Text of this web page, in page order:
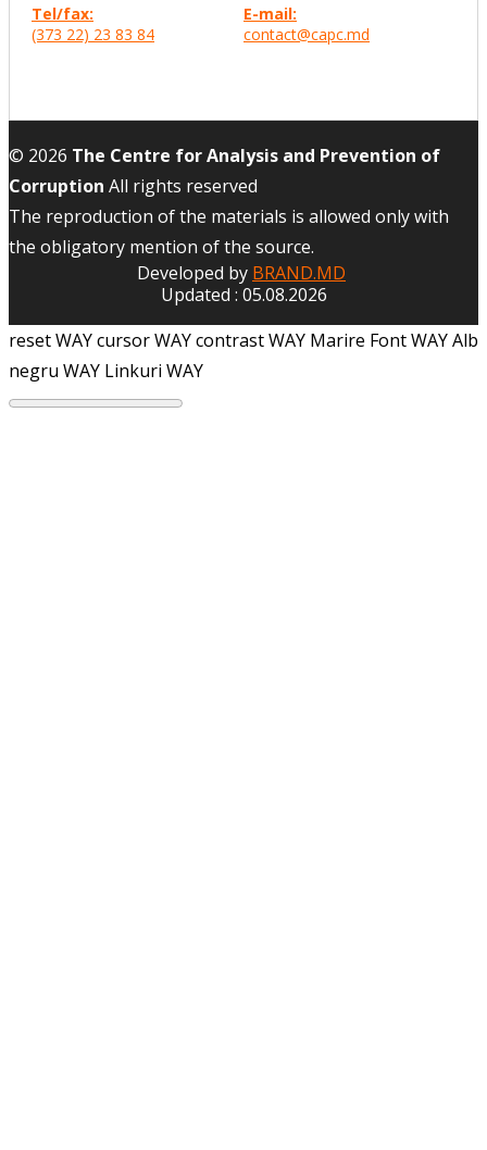
Tel/fax:
(373 22) 23 83 84
E-mail:
contact@capc.md
© 2026 The Centre for Analysis and Prevention of
Corruption All rights reserved
The reproduction of the materials is allowed only with
the obligatory mention of the source.
Developed by BRAND.MD
Updated : 05.08.2026
reset WAYcursor WAYcontrast WAY Marire Font WAYAlb
negru WAY Linkuri WAY